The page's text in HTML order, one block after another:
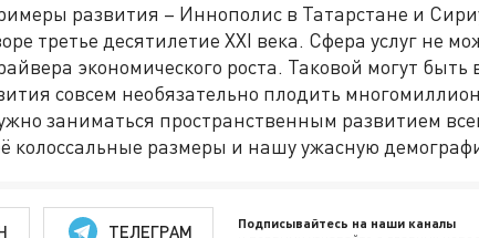
развития – Иннополис в Татарстане и
третье десятилетие XXI века. Сфера услуг не
экономического роста. Таковой могут
совсем необязательно плодить
заниматься пространственным развитием
колоссальные размеры и нашу ужасную
ТЕЛЕГРАМ Подписывайтесь на наши каналы